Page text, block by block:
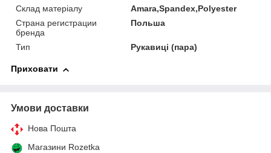
Склад матеріалу
Amara,Spandex,Polyester
Страна регистрации
бренда
Польша
Тип Рукавиці (пара)
Приховати
Умови доставки
Нова Пошта
Магазини Rozetka